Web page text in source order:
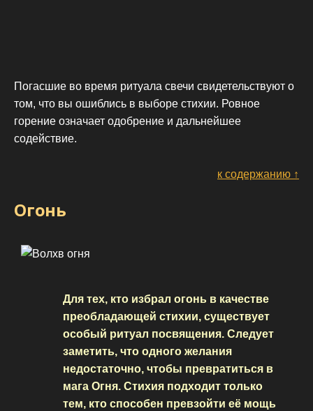
Погасшие во время ритуала свечи свидетельствуют о
том, что вы ошиблись в выборе стихии. Ровное
горение означает одобрение и дальнейшее
содействие.
к содержанию ↑
Огонь
Для тех, кто избрал огонь в качестве
преобладающей стихии, существует
особый ритуал посвящения. Следует
заметить, что одного желания
недостаточно, чтобы превратиться в
мага Огня. Стихия подходит только
тем, кто способен превзойти её мощь